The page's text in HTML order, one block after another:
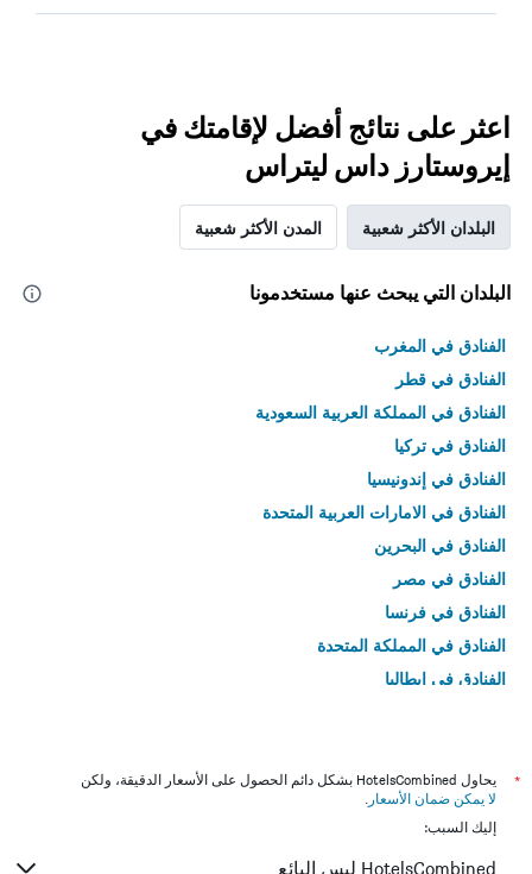
اعثر على نتائج أفضل لإقامتك في
إيروستارز داس ليتراس
البلدان الأكثر شعبية المدن الأكثر شعبية
البلدان التي يبحث عنها مستخدمونا
الفنادق في المغرب
الفنادق في قطر
الفنادق في المملكة العربية السعودية
الفنادق في تركيا
الفنادق في إندونيسيا
الفنادق في الامارات العربية المتحدة
الفنادق في البحرين
الفنادق في مصر
الفنادق في فرنسا
الفنادق في المملكة المتحدة
الفنادق في إيطاليا
*
يحاول HotelsCombined بشكل دائم الحصول على الأسعار الدقيقة، ولكن
لا يمكن ضمان الأسعار .
إليك السبب:
HotelsCombined ليس البائع